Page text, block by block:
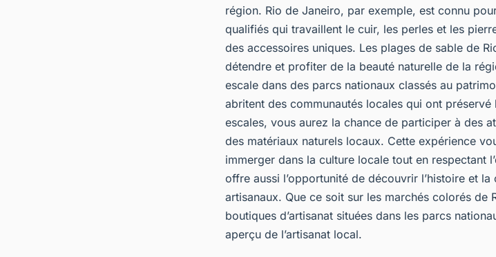
région. Rio de Janeiro, par exemple, est connu
qualifiés qui travaillent le cuir, les perles et les
des accessoires uniques. Les plages de sable de
détendre et profiter de la beauté naturelle de la
escale dans des parcs nationaux classés au
abritent des communautés locales qui ont
escales, vous aurez la chance de participer à des
des matériaux naturels locaux. Cette expérience
immerger dans la culture locale tout en respectant
offre aussi l’opportunité de découvrir l’histoire et
artisanaux. Que ce soit sur les marchés colorés de
boutiques d’artisanat situées dans les parcs
aperçu de l’artisanat local.